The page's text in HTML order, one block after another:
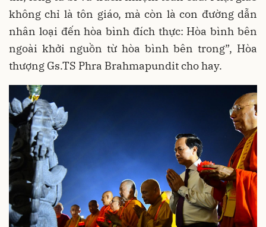
không chỉ là tôn giáo, mà còn là con đường dẫn
nhân loại đến hòa bình đích thực: Hòa bình bên
ngoài khởi nguồn từ hòa bình bên trong”, Hòa
thượng Gs.TS Phra Brahmapundit cho hay.